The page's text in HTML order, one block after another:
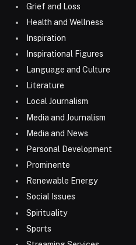
Grief and Loss
Health and Wellness
Inspiration
Inspirational Figures
Language and Culture
Literature
Local Journalism
Media and Journalism
Media and News
Personal Development
Prominente
Renewable Energy
Social Issues
Spirituality
Sports